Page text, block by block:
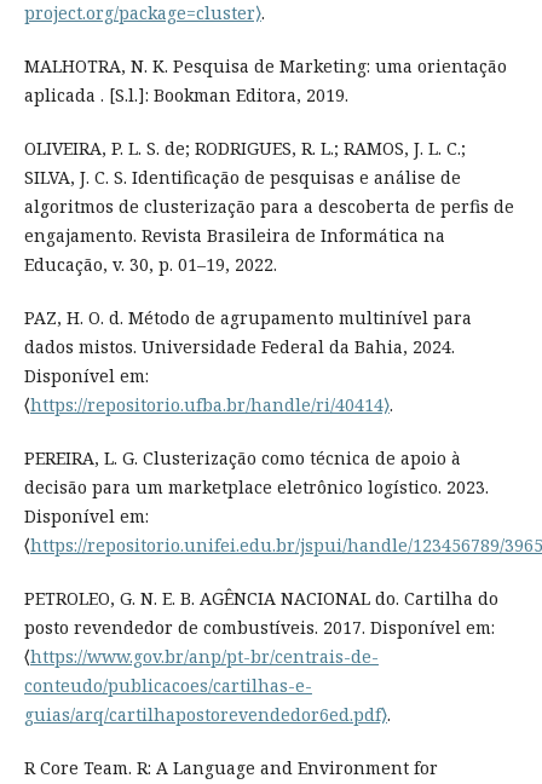
project.org/package=cluster⟩.
MALHOTRA, N. K. Pesquisa de Marketing: uma orientação
aplicada . [S.l.]: Bookman Editora, 2019.
OLIVEIRA, P. L. S. de; RODRIGUES, R. L.; RAMOS, J. L. C.;
SILVA, J. C. S. Identificação de pesquisas e análise de
algoritmos de clusterização para a descoberta de perfis de
engajamento. Revista Brasileira de Informática na
Educação, v. 30, p. 01–19, 2022.
PAZ, H. O. d. Método de agrupamento multinível para
dados mistos. Universidade Federal da Bahia, 2024.
Disponível em:
⟨https://repositorio.ufba.br/handle/ri/40414⟩.
PEREIRA, L. G. Clusterização como técnica de apoio à
decisão para um marketplace eletrônico logístico. 2023.
Disponível em:
⟨https://repositorio.unifei.edu.br/jspui/handle/123456789/
PETROLEO, G. N. E. B. AGÊNCIA NACIONAL do. Cartilha do
posto revendedor de combustíveis. 2017. Disponível em:
⟨https://www.gov.br/anp/pt-br/centrais-de-
conteudo/publicacoes/cartilhas-e-
guias/arq/cartilhapostorevendedor6ed.pdf⟩.
R Core Team. R: A Language and Environment for